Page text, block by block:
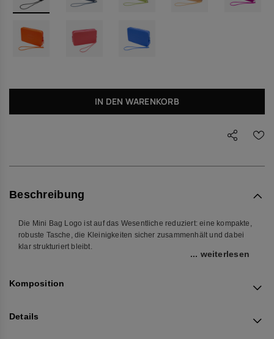
IN DEN WARENKORB
Beschreibung
Die Mini Bag Logo ist auf das Wesentliche reduziert: eine kompakte,
robuste Tasche, die Kleinigkeiten sicher zusammenhält und dabei
klar strukturiert bleibt.
seinen festen Platz und bleibt dank Reißverschluss zuverlässig
sichern kannst.
... weiterlesen
Komposition
Details